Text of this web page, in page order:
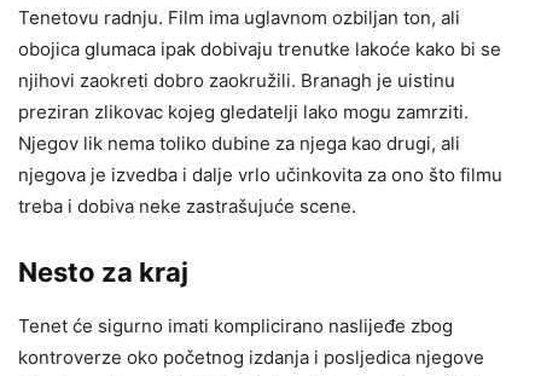
Tenetovu radnju. Film ima uglavnom ozbiljan ton, ali
obojica glumaca ipak dobivaju trenutke lakoće kako bi se
njihovi zaokreti dobro zaokružili. Branagh je uistinu
preziran zlikovac kojeg gledatelji lako mogu zamrziti.
Njegov lik nema toliko dubine za njega kao drugi, ali
njegova je izvedba i dalje vrlo učinkovita za ono što filmu
treba i dobiva neke zastrašujuće scene.
Nesto za kraj
Tenet će sigurno imati komplicirano naslijeđe zbog
kontroverze oko početnog izdanja i posljedica njegove